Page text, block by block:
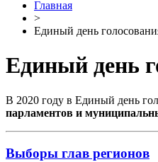
Главная
>
Единый день
Единый день
В 2020 году в Единый день
парламентов и
Выборы глав регионов